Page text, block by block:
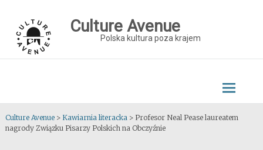
content
Culture Avenue
Polska kultura poza krajem
Culture Avenue> Kawiarnia literacka> Profesor Neal Pease laureatem
nagrody Związku Pisarzy Polskich na Obczyźnie